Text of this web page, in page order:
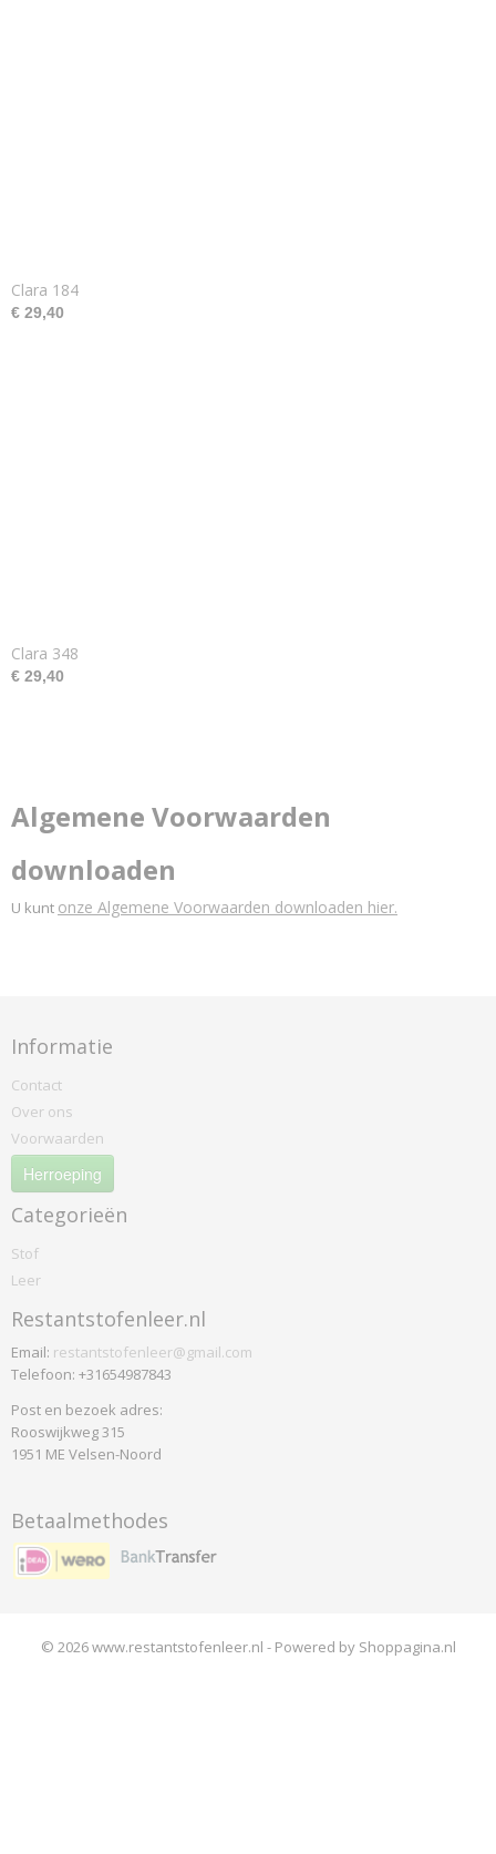
Clara 184
€ 29,40
Clara 348
€ 29,40
Algemene Voorwaarden
downloaden
U kunt onze Algemene Voorwaarden downloaden hier.
Informatie
Contact
Over ons
Voorwaarden
Herroeping
Categorieën
Stof
Leer
Restantstofenleer.nl
Email: restantstofenleer@gmail.com
Telefoon: +31654987843
Post en bezoek adres:
Rooswijkweg 315
1951 ME Velsen-Noord
Betaalmethodes
© 2026 www.restantstofenleer.nl - Powered by Shoppagina.nl